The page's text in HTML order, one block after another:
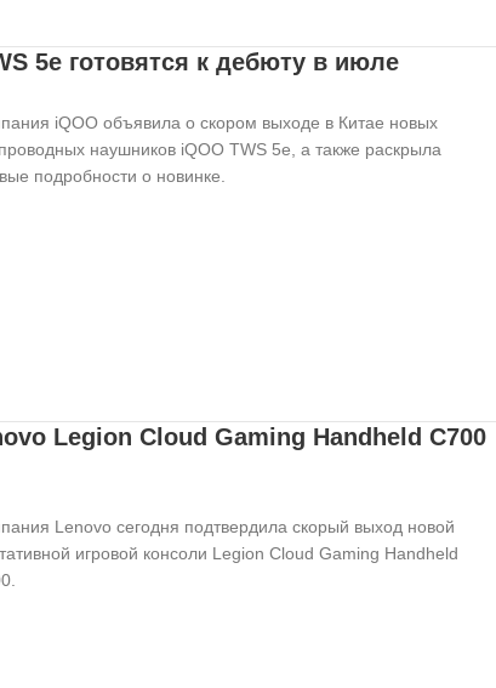
5e готовятся к дебюту в июле
iQOO объявила о скором выходе в Китае новых
наушников iQOO TWS 5e, а также раскрыла
подробности о новинке.
Legion Cloud Gaming Handheld C700
Lenovo сегодня подтвердила скорый выход новой
игровой консоли Legion Cloud Gaming Handheld